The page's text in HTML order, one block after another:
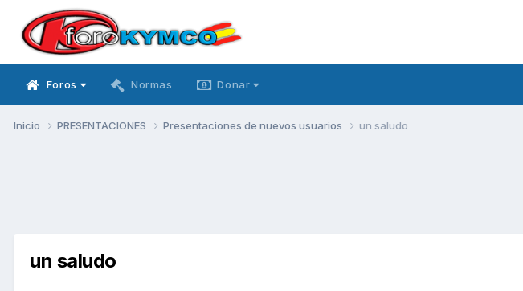
Foros Normas Donar
Inicio PRESENTACIONES Presentaciones de nuevos usuarios un saludo
un saludo